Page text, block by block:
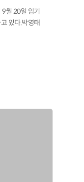
월 20일 임기
있다.박영태